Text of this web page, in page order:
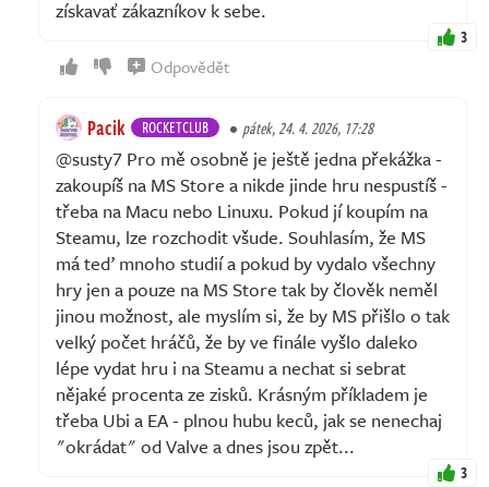
získavať zákazníkov k sebe.
3
Odpovědět
Pacik ROCKETCLUB pátek, 24. 4. 2026, 17:28
@susty7 Pro mě osobně je ještě jedna překážka -
zakoupíš na MS Store a nikde jinde hru nespustíš -
třeba na Macu nebo Linuxu. Pokud jí koupím na
Steamu, lze rozchodit všude. Souhlasím, že MS
má teď mnoho studií a pokud by vydalo všechny
hry jen a pouze na MS Store tak by člověk neměl
jinou možnost, ale myslím si, že by MS přišlo o tak
velký počet hráčů, že by ve finále vyšlo daleko
lépe vydat hru i na Steamu a nechat si sebrat
nějaké procenta ze zisků. Krásným příkladem je
třeba Ubi a EA - plnou hubu keců, jak se nenechaj
"okrádat" od Valve a dnes jsou zpět...
3